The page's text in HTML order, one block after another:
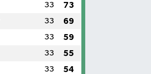
33 73
33 69
33 59
33 55
33 54